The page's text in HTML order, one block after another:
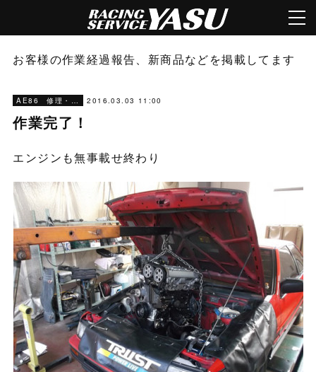
お客様の作業経過報告、新商品などを掲載してます
AE86 修理・メンテナンス 2016.03.03 11:00
作業完了！
エンジンも無事載せ終わり